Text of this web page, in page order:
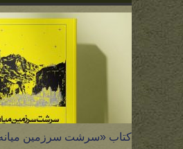
کتاب «سرشت سرزمین